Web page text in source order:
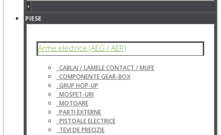
+
PIESE
Arme electrice (AEG / AEP)
CABLAJ / LAMELE CONTACT / MUFE
COMPONENTE GEAR-BOX
GRUP HOP-UP
MOSFET-URI
MOTOARE
PARTI EXTERNE
PISTOALE ELECTRICE
TEVI DE PRECIZIE